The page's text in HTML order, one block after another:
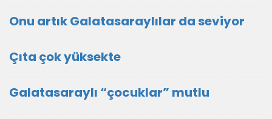
Onu artık Galatasaraylılar da seviyor
Çıta çok yüksekte
Galatasaraylı “çocuklar” mutlu